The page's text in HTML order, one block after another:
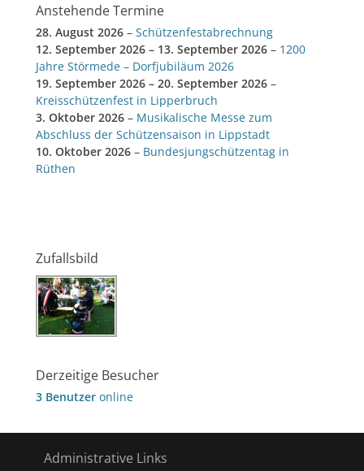
Anstehende Termine
28. August 2026 – Schützenfestabrechnung
12. September 2026 – 13. September 2026 – 1200
Jahre Störmede – Dorfjubiläum 2026
19. September 2026 – 20. September 2026 –
Kreisschützenfest in Lipperbruch
3. Oktober 2026 – Musikalische Messe zum
Abschluss der Schützensaison in Lippstadt
10. Oktober 2026 – Bundesjungschützentag in
Rüthen
Zufallsbild
Derzeitige Besucher
3 Benutzer online
Administrative Links